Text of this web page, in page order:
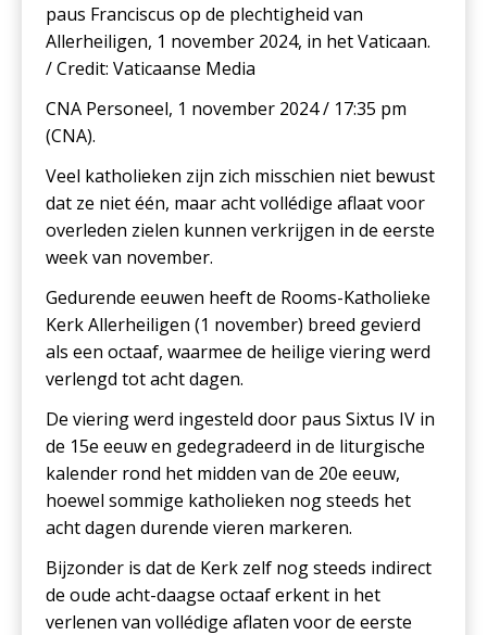
paus Franciscus op de plechtigheid van
Allerheiligen, 1 november 2024, in het Vaticaan.
/ Credit: Vaticaanse Media
CNA Personeel, 1 november 2024 / 17:35 pm
(CNA).
Veel katholieken zijn zich misschien niet bewust
dat ze niet één, maar acht vollédige aflaat voor
overleden zielen kunnen verkrijgen in de eerste
week van november.
Gedurende eeuwen heeft de Rooms-Katholieke
Kerk Allerheiligen (1 november) breed gevierd
als een octaaf, waarmee de heilige viering werd
verlengd tot acht dagen.
De viering werd ingesteld door paus Sixtus IV in
de 15e eeuw en gedegradeerd in de liturgische
kalender rond het midden van de 20e eeuw,
hoewel sommige katholieken nog steeds het
acht dagen durende vieren markeren.
Bijzonder is dat de Kerk zelf nog steeds indirect
de oude acht-daagse octaaf erkent in het
verlenen van vollédige aflaten voor de eerste